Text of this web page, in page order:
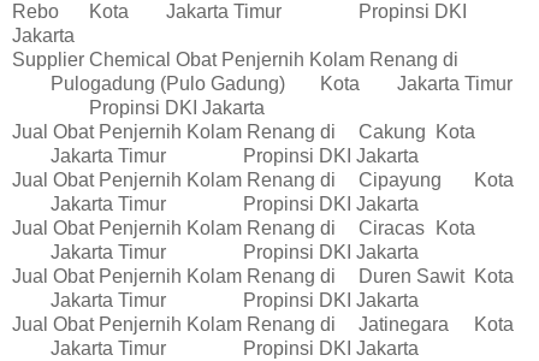
Rebo
Kota Jakarta Timur
Propinsi DKI
Jakarta
Supplier Chemical Obat Penjernih Kolam Renang di
Pulogadung (Pulo Gadung)
Kota
Jakarta Timur
Propinsi DKI Jakarta
Jual Obat Penjernih Kolam Renang di
Cakung
Kota
Jakarta Timur
Propinsi DKI Jakarta
Jual Obat Penjernih Kolam Renang di
Cipayung
Kota
Jakarta Timur
Propinsi DKI Jakarta
Jual Obat Penjernih Kolam Renang di
Ciracas
Kota
Jakarta Timur
Propinsi DKI Jakarta
Jual Obat Penjernih Kolam Renang di
Duren Sawit Kota
Jakarta Timur
Propinsi DKI Jakarta
Jual Obat Penjernih Kolam Renang di
Jatinegara
Kota
Jakarta Timur
Propinsi DKI Jakarta